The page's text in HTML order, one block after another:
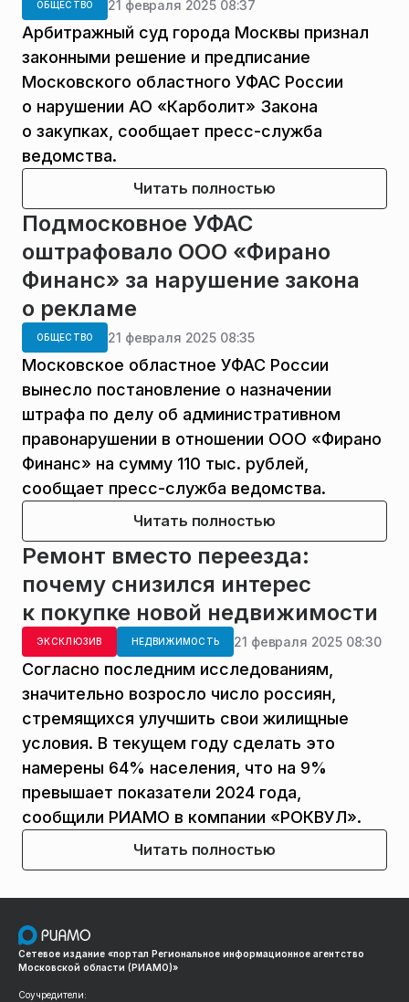
ОБЩЕСТВО 21 февраля 2025 08:37
Арбитражный суд города Москвы признал
законными решение и предписание
Московского областного УФАС России
о нарушении АО «Карболит» Закона
о закупках, сообщает пресс-служба
ведомства.
Читать полностью
Подмосковное УФАС
оштрафовало ООО «Фирано
Финанс» за нарушение закона
о рекламе
ОБЩЕСТВО 21 февраля 2025 08:35
Московское областное УФАС России
вынесло постановление о назначении
штрафа по делу об административном
правонарушении в отношении ООО «Фирано
Финанс» на сумму 110 тыс. рублей,
сообщает пресс-служба ведомства.
Читать полностью
Ремонт вместо переезда:
почему снизился интерес
к покупке новой недвижимости
ЭКСКЛЮЗИВ НЕДВИЖИМОСТЬ 21 февраля 2025 08:30
Согласно последним исследованиям,
значительно возросло число россиян,
стремящихся улучшить свои жилищные
условия. В текущем году сделать это
намерены 64% населения, что на 9%
превышает показатели 2024 года,
сообщили РИАМО в компании «РОКВУЛ».
Читать полностью
Сетевое издание «портал Региональное информационное агентство
Московской области (РИАМО)»
Соучредители: